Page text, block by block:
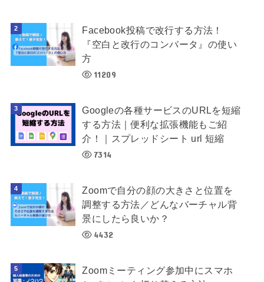
Facebook投稿で改行する方法！
『空白と改行のコンバータ』の使い
方
11209
Googleの各種サービスのURLを短縮
する方法｜便利な拡張機能もご紹
介！｜スプレッドシート url 短縮
7314
Zoomで自分の顔の大きさと位置を
調整する方法／どんなバーチャル背
景にしたら良いか？
4432
Zoomミーティング参加中にスマホ